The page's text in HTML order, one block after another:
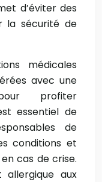
d’éviter des
la sécurité de
médicales
avec une
profiter
essentiel de
de
conditions et
cas de crise.
allergique aux